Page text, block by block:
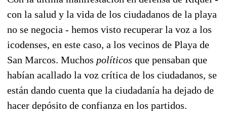
con la salud y la vida de los ciudadanos de la playa
no se negocia - hemos visto recuperar la voz a los
icodenses, en este caso, a los vecinos de Playa de
San Marcos. Muchos políticos que pensaban que
habían acallado la voz crítica de los ciudadanos, se
están dando cuenta que la ciudadanía ha dejado de
hacer depósito de confianza en los partidos.